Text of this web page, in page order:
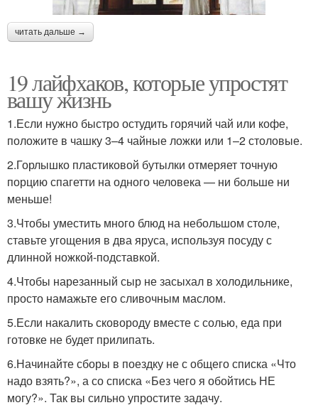
читать дальше →
19 лайфхаков, которые упростят
вашу жизнь
1.Если нужно быстро остудить горячий чай или кофе,
положите в чашку 3–4 чайные ложки или 1–2 столовые.
2.Горлышко пластиковой бутылки отмеряет точную
порцию спагетти на одного человека — ни больше ни
меньше!
3.Чтобы уместить много блюд на небольшом столе,
ставьте угощения в два яруса, используя посуду с
длинной ножкой-подставкой.
4.Чтобы нарезанный сыр не засыхал в холодильнике,
просто намажьте его сливочным маслом.
5.Если накалить сковороду вместе с солью, еда при
готовке не будет прилипать.
6.Начинайте сборы в поездку не с общего списка «Что
надо взять?», а со списка «Без чего я обойтись НЕ
могу?». Так вы сильно упростите задачу.